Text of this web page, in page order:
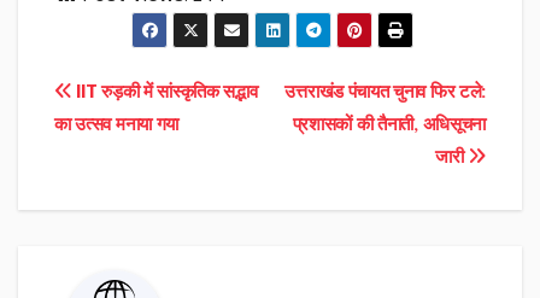
Post
उत्तराखंड पंचायत चुनाव फिर टले:
प्रशासकों की तैनाती, अधिसूचना
जारी
IIT रुड़की में सांस्कृतिक सद्भाव
का उत्सव मनाया गया